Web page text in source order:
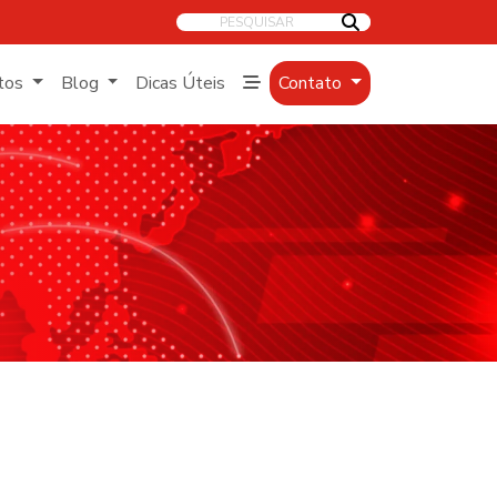
PESQUISAR
Blog Dicas Úteis Contato